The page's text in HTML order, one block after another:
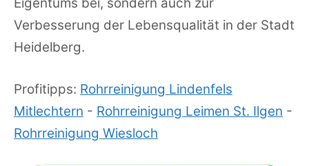
Eigentums bei, sondern auch zur
Verbesserung der Lebensqualität in der Stadt
Heidelberg.
Profitipps: Rohrreinigung Lindenfels
Mitlechtern - Rohrreinigung Leimen St. Ilgen -
Rohrreinigung Wiesloch